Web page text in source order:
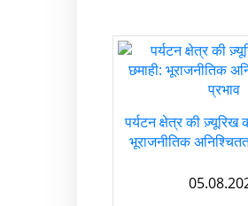
पर्यटन क्षेत्र की ज़्यूरिख
भूराजनीतिक